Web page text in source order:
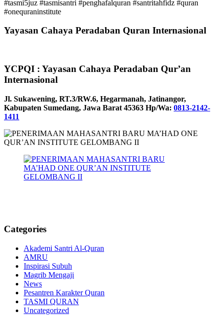
#tasmi5juz #tasmisantri #penghafalquran #santritahfidz #quran
#onequraninstitute
Yayasan Cahaya Peradaban Quran Internasional
YCPQI : Yayasan Cahaya Peradaban Qur’an
Internasional
Jl. Sukawening, RT.3/RW.6, Hegarmanah, Jatinangor,
Kabupaten Sumedang, Jawa Barat 45363 Hp/Wa: 0813-2142-
1411
Categories
Akademi Santri Al-Quran
AMRU
Inspirasi Subuh
Magrib Mengaji
News
Pesantren Karakter Quran
TASMI QURAN
Uncategorized